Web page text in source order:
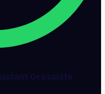
Grossiste